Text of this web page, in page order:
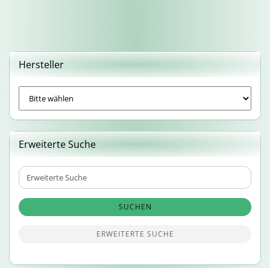
Hersteller
Erweiterte Suche
Erweiterte
Suche
SUCHEN
ERWEITERTE SUCHE